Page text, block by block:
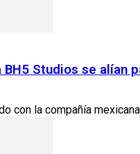
BH5 Studios se
con la compañía